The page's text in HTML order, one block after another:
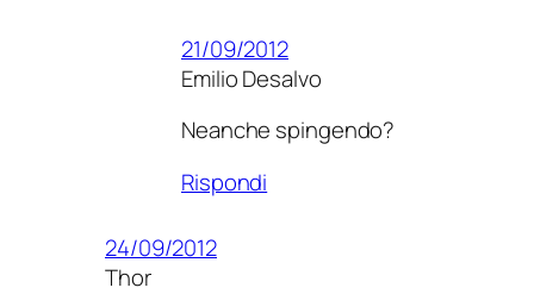
21/09/2012
Emilio Desalvo
Neanche spingendo?
Rispondi
24/09/2012
Thor